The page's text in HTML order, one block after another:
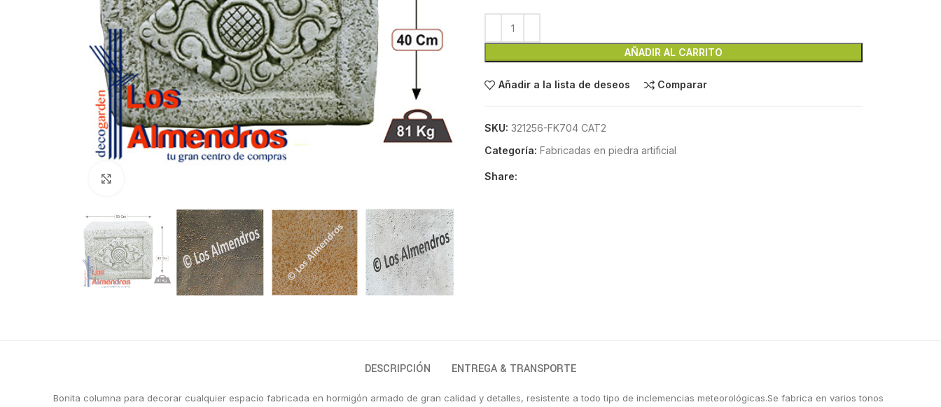
AÑADIR AL CARRITO
Añadir a la lista de deseos Comparar
SKU: 321256-FK704 CAT2
Categoría: Fabricadas en piedra artificial
Share:
DESCRIPCIÓN ENTREGA & TRANSPORTE
Bonita columna para decorar cualquier espacio fabricada en hormigón armado de gran calidad y detalles, resistente a todo tipo de inclemencias meteorológicas.Se fabrica en varios tonos